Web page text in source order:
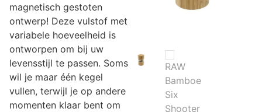
magnetisch gestoten
ontwerp! Deze vulstof met
variabele hoeveelheid is
ontworpen om bij uw
levensstijl te passen. Soms
wil je maar één kegel
vullen, terwijl je op andere
momenten klaar bent om